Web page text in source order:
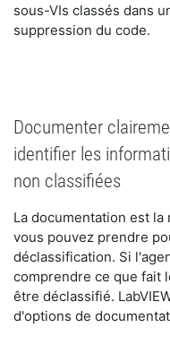
sous-VIs classés dans
suppression du code.
Documenter
identifier les
non classifiées
​La documentation est
vous pouvez prendre
déclassification. Si
comprendre ce que fait
être déclassifié.
d'options de